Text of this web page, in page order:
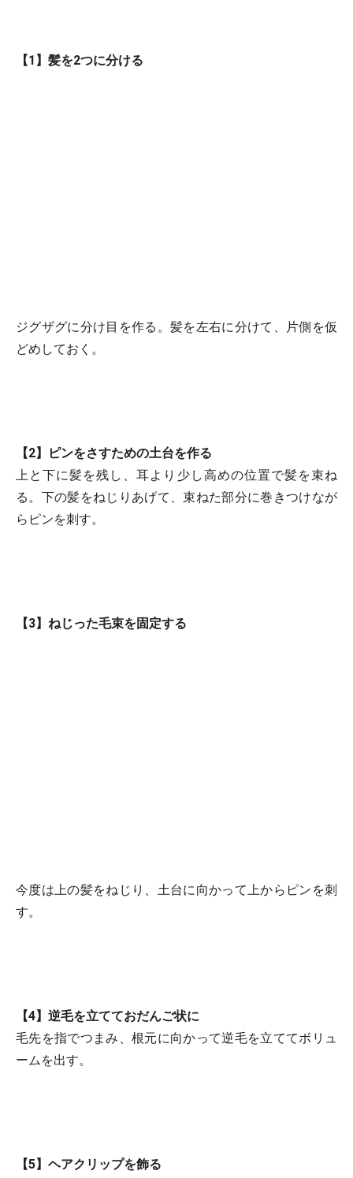
【1】髪を2つに分ける
ジグザグに分け目を作る。髪を左右に分けて、片側を仮
どめしておく。
【2】ピンをさすための土台を作る
上と下に髪を残し、耳より少し高めの位置で髪を束ね
る。下の髪をねじりあげて、束ねた部分に巻きつけなが
らピンを刺す。
【3】ねじった毛束を固定する
今度は上の髪をねじり、土台に向かって上からピンを刺
す。
【4】逆毛を立てておだんご状に
毛先を指でつまみ、根元に向かって逆毛を立ててボリュ
ームを出す。
【5】ヘアクリップを飾る